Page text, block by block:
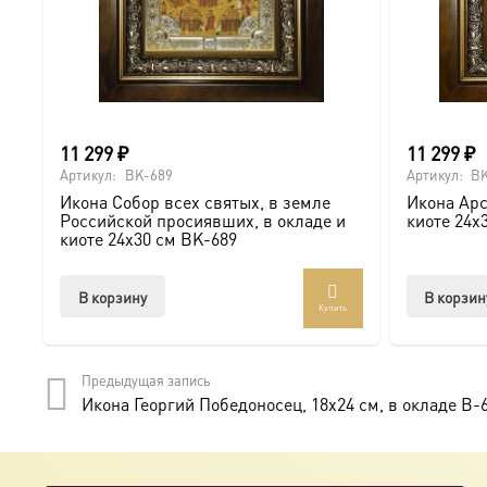
11 299₽
Артикул: BK-689
Икона Собор всех святых, в земле
Российской просиявших, в окладе и
киоте 24х30 см BK-689
В корзину
Купить
11 299₽
Артикул:
Икона
киоте
В
Предыдущая запись
Икона Георгий Победоносец, 18х24 см, в окладе B-